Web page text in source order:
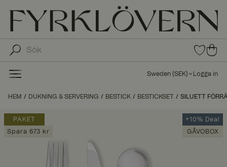
0
arti
i
ista
0
arti
kla
ku
va
gn
Sweden (SEK) Logga in
HEM DUKNING & SERVERING BESTICK BESTICKSET SILUETT
PAKET
Spara 673 kr
+10% Deal
GÅVOBOX